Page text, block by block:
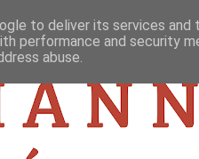
to deliver its services and
performance and security
abuse.